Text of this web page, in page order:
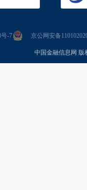
-7 京公网安备
中国金融信息网 版